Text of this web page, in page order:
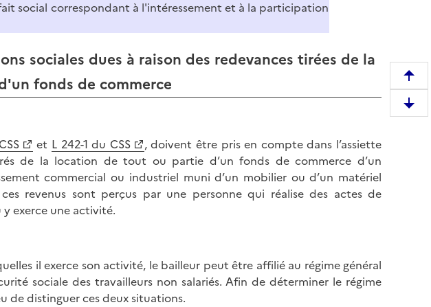
social correspondant à l'intéressement et à la participation
sociales dues à raison des redevances tirées de la
fonds de commerce
et L 242-1 du CSS
, doivent être pris en compte dans l’assiette
de la location de tout ou partie d’un fonds de commerce d’un
commercial ou industriel muni d’un mobilier ou d’un matériel
revenus sont perçus par une personne qui réalise des actes de
exerce une activité.
il exerce son activité, le bailleur peut être affilié au régime général
sociale des travailleurs non salariés. Afin de déterminer le régime
de distinguer ces deux situations.
e
m
D